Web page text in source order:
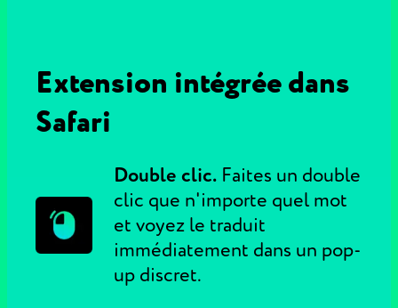
Extension intégrée dans
Safari
Double clic. Faites un double
clic que n'importe quel mot
et voyez le traduit
immédiatement dans un pop-
up discret.